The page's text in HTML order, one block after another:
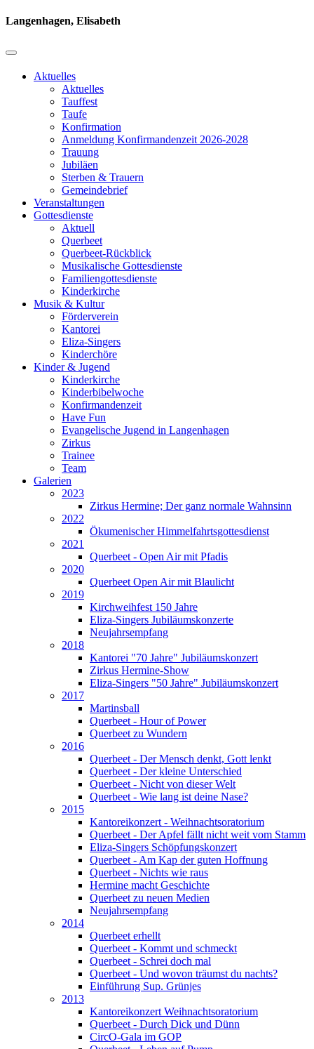
Langenhagen, Elisabeth
Aktuelles
Aktuelles
Tauffest
Taufe
Konfirmation
Anmeldung Konfirmandenzeit 2026-2028
Trauung
Jubiläen
Sterben & Trauern
Gemeindebrief
Veranstaltungen
Gottesdienste
Aktuell
Querbeet
Querbeet-Rückblick
Musikalische Gottesdienste
Familiengottesdienste
Kinderkirche
Musik & Kultur
Förderverein
Kantorei
Eliza-Singers
Kinderchöre
Kinder & Jugend
Kinderkirche
Kinderbibelwoche
Konfirmandenzeit
Have Fun
Evangelische Jugend in Langenhagen
Zirkus
Trainee
Team
Galerien
2023
Zirkus Hermine; Der ganz normale Wahnsinn
2022
Ökumenischer Himmelfahrtsgottesdienst
2021
Querbeet - Open Air mit Pfadis
2020
Querbeet Open Air mit Blaulicht
2019
Kirchweihfest 150 Jahre
Eliza-Singers Jubiläumskonzerte
Neujahrsempfang
2018
Kantorei "70 Jahre" Jubiläumskonzert
Zirkus Hermine-Show
Eliza-Singers "50 Jahre" Jubiläumskonzert
2017
Martinsball
Querbeet - Hour of Power
Querbeet zu Wundern
2016
Querbeet - Der Mensch denkt, Gott lenkt
Querbeet - Der kleine Unterschied
Querbeet - Nicht von dieser Welt
Querbeet - Wie lang ist deine Nase?
2015
Kantoreikonzert - Weihnachtsoratorium
Querbeet - Der Apfel fällt nicht weit vom Stamm
Eliza-Singers Schöpfungskonzert
Querbeet - Am Kap der guten Hoffnung
Querbeet - Nichts wie raus
Hermine macht Geschichte
Querbeet zu neuen Medien
Neujahrsempfang
2014
Querbeet erhellt
Querbeet - Kommt und schmeckt
Querbeet - Schrei doch mal
Querbeet - Und wovon träumst du nachts?
Einführung Sup. Grünjes
2013
Kantoreikonzert Weihnachtsoratorium
Querbeet - Durch Dick und Dünn
CircO-Gala im GOP